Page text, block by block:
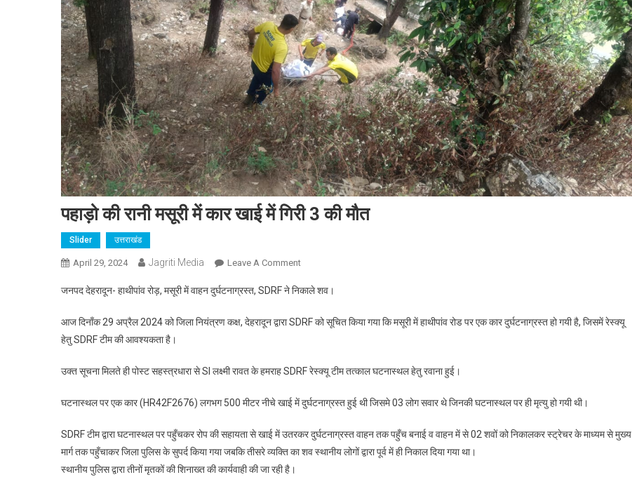
पहाड़ो की रानी मसूरी में कार खाई में गिरी 3 की मौत
Slider उत्तराखंड
April 29, 2024 Jagriti Media Leave A CommentOn
की
मसूरी
खाई
गिरी
की
मौत
जनपद देहरादून- हाथीपांव रोड़, मसूरी में वाहन दुर्घटनाग्रस्त, SDRF ने निकाले शव।
आज दिनाँक 29 अप्रैल 2024 को जिला नियंत्रण कक्ष, देहरादून द्वारा SDRF को सूचित किया गया कि मसूरी में हाथीपांव रोड पर एक कार दुर्घटनाग्रस्त हो गयी है, जिसमें रेस्क्यू
हेतु SDRF टीम की आवश्यकता है।
उक्त सूचना मिलते ही पोस्ट सहस्त्रधारा से SI लक्ष्मी रावत के हमराह SDRF रेस्क्यू टीम तत्काल घटनास्थल हेतु रवाना हुई।
घटनास्थल पर एक कार (HR42F2676) लगभग 500 मीटर नीचे खाई में दुर्घटनाग्रस्त हुई थी जिसमे 03 लोग सवार थे जिनकी घटनास्थल पर ही मृत्यु हो गयी थी।
SDRF टीम द्वारा घटनास्थल पर पहुँचकर रोप की सहायता से खाई में उतरकर दुर्घटनाग्रस्त वाहन तक पहुँच बनाई व वाहन में से 02 शवों को निकालकर स्ट्रेचर के माध्यम से मुख्य
मार्ग तक पहुँचाकर जिला पुलिस के सुपर्द किया गया जबकि तीसरे व्यक्ति का शव स्थानीय लोगों द्वारा पूर्व में ही निकाल दिया गया था।
स्थानीय पुलिस द्वारा तीनों मृतकों की शिनाख्त की कार्यवाही की जा रही है।